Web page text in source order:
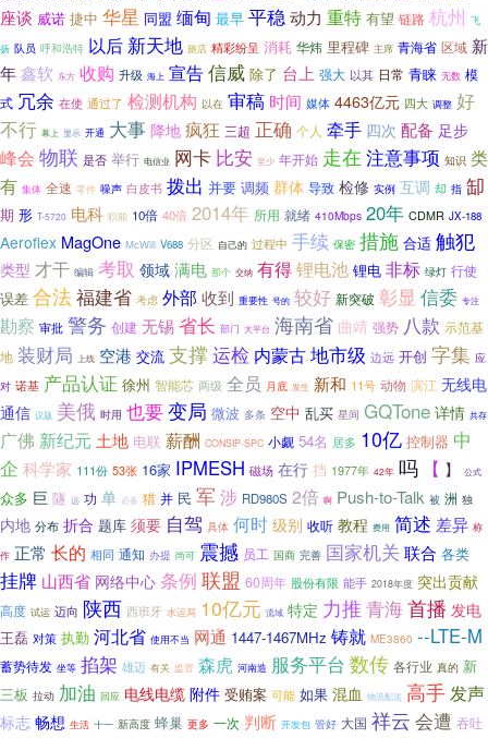
座谈 威诺 捷中 华星 同盟 缅甸 最早 平稳动力 重特 有望 链路 杭州 飞
扬 队员 呼和浩特 以后 新天地 旅店 精彩纷呈 消耗 华炜 里程碑 主席 青海省 区域 新
年鑫软 东方 收购 升级 海上 宣告信威 除了 台上 强大 以其 日常 青睐 无数 模
式 冗余 在使 通过了 检测机构 以在 审稿 时间 媒体 4463亿元 四大 调整 好
不行 幕上 显示 开通 大事 降地 疯狂 三超 正确 个人 牵手 四次 配备 足步
峰会 物联 是否 举行 电信业 网卡 比安 至少 年开始 走在 注意事项 知识 类
有 集体 全速 零件 噪声 白皮书 拨出 并要 调频 群体 导致 检修 实例 互调 却 指 缷
期 形 T-5720 电科 职能 10倍 40倍 2014年 所用 就绪 410Mbps 20年 CDMR JX-188
Aeroflex MagOne McWill V688 分区 自己的 过程中 手续 保密 措施 合适 触犯
类型 才干 编辑 考取 领域 满电 那个 交纳 有得锂电池 锂电 非标 绿灯 行使
误差 合法福建省 考虑 外部 收到 重要性 号的 较好 新突破 彰显 信委 专注
勘察 审批 警务 创建 无锡 省长 部门 大平台 海南省 曲靖 强势 八款 示范基
地 装财局 上线 空港 交流 支撑 运检 内蒙古地市级 边远 开创 字集 应
对 诺基 产品认证 徐州 智能芯 两级 全员 月底 发生 新和 11号 动物 滨江 无线电
通信 议题 美俄 时用 也要变局 微波 多条 空中 乱买 星间 GQTone详情 共存
广佛 新纪元 土地 电联 薪酬 CONSIP-SPC 小觑 54名 居多 10亿 控制器 中
企 科学家 111份 53张 16家 IPMESH 磁场 在行 挡 1977年 42年 吗 【 】 公式
众多 巨 隧 远 功 单 必备 猎 并 民 军 涉 RD980S 2倍 啊 Push-to-Talk 被 洲 独
内地 分布 折合 题库 须要 自驾 具体 何时级别 收听 教程 费用 简述 差异 称
作 正常 长的 相同 通知 办提 尚可 震撼 员工 国商 完善 国家机关 联合 各类
挂牌 山西省 网络中心 条例 联盟 60周年 股份有限 能手 2018年度 突出贡献
高度 试运 迈向 陕西 西班牙 水运局 10亿元 流域 特定 力推 青海首播 发电
王磊 对策 执勤 河北省 使用不当 网通 1447-1467MHz 铸就 ME3860 --LTE-M
蓄势待发 坐等 掐架 雄迈 有关 监管 森虎 河南造 服务平台 数传 各行业 真的 新
三板 拉动 加油 回应 电线电缆 附件 受贿案 可能 如果 混血 物流配送 高手 发声
标志 畅想 生活 十一 新高度 蜂巢 更多 一次 判断 开发包 管好 大国 祥云 会遭 吞吐